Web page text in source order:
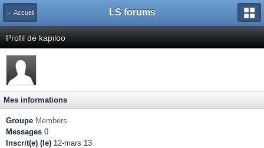
← Accueil LS forums
Profil de kapiloo
Mes informations
Groupe Members
Messages 0
Inscrit(e) (le) 12-mars 13